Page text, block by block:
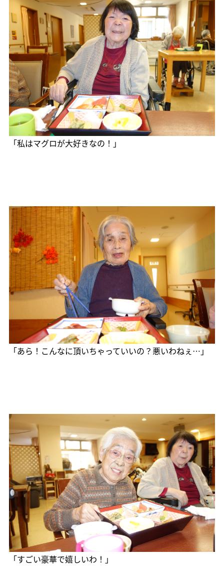
「私はマグロが大好きなの！」
「あら！こんなに頂いちゃっていいの？悪いわねぇ…」
「すごい豪華で嬉しいわ！」